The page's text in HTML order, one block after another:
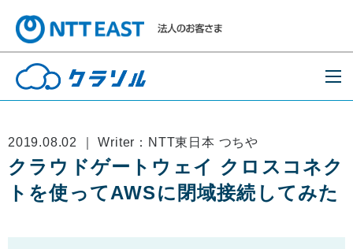
2019.08.02 ｜ Writer：NTT東日本 つちや
クラウドゲートウェイ クロスコネク
トを使ってAWSに閉域接続してみた